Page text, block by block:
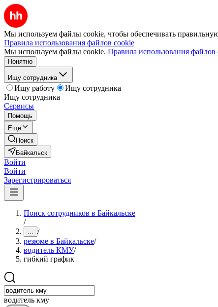
Мы используем файлы cookie, чтобы обеспечивать
Правила использования файлов cookie
Мы используем файлы cookie. Правила использования файлов
Понятно
Ищу сотрудника
Ищу работу
Ищу сотрудника
Ищу сотрудника
Сервисы
Помощь
Ещё
Поиск
Байкальск
Войти
Войти
Зарегистрироваться
Поиск сотрудников в Байкальске
/
... /
резюме в Байкальске/
водитель КМУ/
гибкий график
водитель кму